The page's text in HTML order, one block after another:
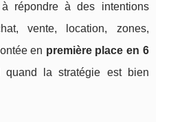
répondre à des intentions
vente, location, zones,
en première place en 6
quand la stratégie est bien